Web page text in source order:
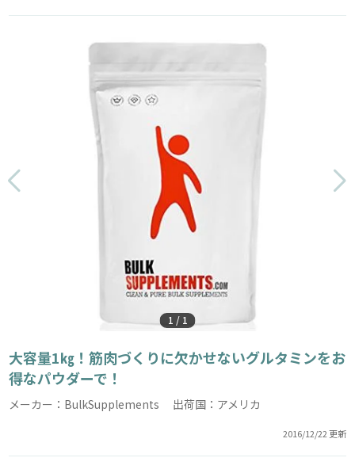
1 / 1
大容量1㎏！筋肉づくりに欠かせないグルタミンをお
得なパウダーで！
メーカー：BulkSupplements 出荷国：アメリカ
2016/12/22 更新